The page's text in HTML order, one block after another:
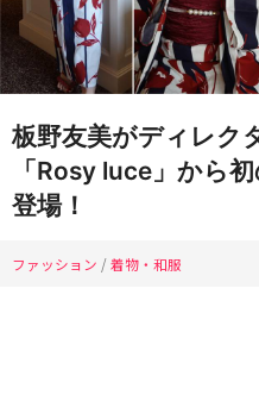
板野友美がディレク
「Rosy luce」から
登場！
ファッション /着物・和服